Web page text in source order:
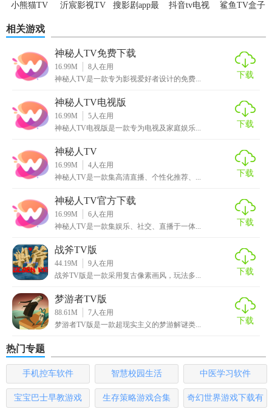
场。
4. 智能搜索：支持关键词搜索，快速定位想看的影片。
【神秘人TV最新版玩法】
1. 浏览推荐：打开软件后，首先浏览首页推荐的热门影片和
最新更新。
2. 筛选分类：通过侧边栏选择电影、电视剧等分类，或使用
搜索功能寻找特定内容。
音量或切换清晰度。
4. 下载与分享：点击下载图标选择离线下载，或点击分享按
钮将影片分享给好友。
【神秘人TV最新版推荐】
神秘人TV最新版以其丰富的资源、高清的画质、流畅的体验
以及强大的互动功能，成为影视爱好者的不二之选。无论是
追剧党还是电影迷，都能在这里找到属于自己的乐趣。
小熊猫TV
沂宸影视TV
搜影剧app最
抖音tv电视
鲨鱼TV盒子
相关游戏
神秘人TV免费下载
16.99M 8人在用
神秘人TV是一款专为影视爱好者设计的免费...
下载
神秘人TV电视版
16.99M 5人在用
神秘人TV电视版是一款专为电视及家庭娱乐...
下载
神秘人TV
16.99M 4人在用
神秘人TV是一款集高清直播、个性化推荐、...
下载
神秘人TV官方下载
16.99M 6人在用
神秘人TV是一款集娱乐、社交、直播于一体...
下载
战斧TV版
44.19M 9人在用
战斧TV版是一款采用复古像素画风，玩法多...
下载
梦游者TV版
88.61M 7人在用
梦游者TV版是一款超现实主义的梦游解谜类...
下载
热门专题
手机控车软件 智慧校园生活 中医学习软件
宝宝巴士早教游戏 生存策略游戏合集
奇幻世界游戏下载有